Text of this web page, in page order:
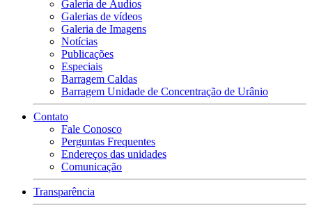
Galeria de Áudios
Galerias de vídeos
Galeria de Imagens
Notícias
Publicações
Especiais
Barragem Caldas
Barragem Unidade de Concentração de Urânio
Contato
Fale Conosco
Perguntas Frequentes
Endereços das unidades
Comunicação
Transparência